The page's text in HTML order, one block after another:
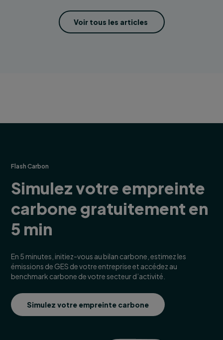
Voir tous les articles
Flash Carbon
Simulez votre empreinte
carbone gratuitement en
5 min
En 5 minutes, initiez-vous au bilan carbone, estimez les
émissions de GES de votre entreprise et accédez au
benchmark carbone de votre secteur d’activité.
Simulez votre empreinte carbone